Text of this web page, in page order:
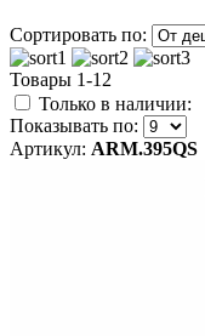
Сортировать по:
Товары 1-12
Только в наличии:
Показывать по:
Артикул: ARM.395QS